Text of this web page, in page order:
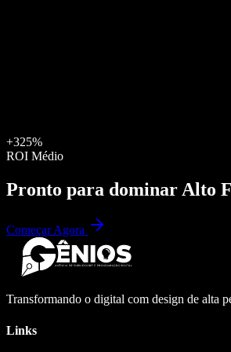
+325%
ROI Médio
Pronto para dominar Alto
Começar Agora
Transformando o digital com design de alta
Links